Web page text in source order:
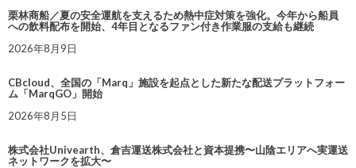
栗林商船／夏の安全運航を支えるため熱中症対策を強化。今年から船員
への飲料配布を開始、4年目となるファン付き作業服の支給も継続
2026年8月9日
CBcloud、全国の「Marq」施設を起点とした新たな配送プラットフォー
ム「MarqGO」開始
2026年8月5日
株式会社Univearth、倉吉運送株式会社と資本提携〜山陰エリアへ実運送
ネットワークを拡大〜